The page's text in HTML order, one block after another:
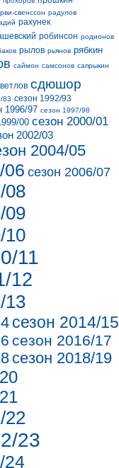
свенссон радулов
рахунек
робинсон родионов
рылов рьянов рябкин
саймон самсонов сапрыкин
сдюшор
83 сезон 1992/93
1996/97 сезон 1997/98
00 сезон 2000/01
2002/03
2004/05
06 сезон 2006/07
08
09
10
11
12
13
сезон 2014/15
сезон 2016/17
сезон 2018/19
22
23
24